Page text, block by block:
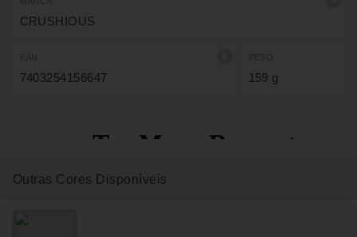
CRUSHIOUS
7403254156647 159 g
Outras Cores Disponíveis